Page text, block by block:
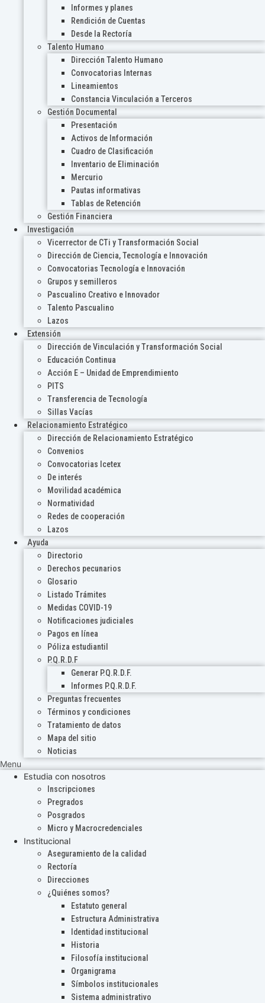
Informes y planes
Rendición de Cuentas
Desde la Rectoría
Talento Humano
Dirección Talento Humano
Convocatorias Internas
Lineamientos
Constancia Vinculación a Terceros
Gestión Documental
Presentación
Activos de Información
Cuadro de Clasificación
Inventario de Eliminación
Mercurio
Pautas informativas
Tablas de Retención
Gestión Financiera
Investigación
Vicerrector de CTi y Transformación Social
Dirección de Ciencia, Tecnología e Innovación
Convocatorias Tecnología e Innovación
Grupos y semilleros
Pascualino Creativo e Innovador
Talento Pascualino
Lazos
Extensión
Dirección de Vinculación y Transformación Social
Educación Continua
Acción E – Unidad de Emprendimiento
PITS
Transferencia de Tecnología
Sillas Vacías
Relacionamiento Estratégico
Dirección de Relacionamiento Estratégico
Convenios
Convocatorias Icetex
De interés
Movilidad académica
Normatividad
Redes de cooperación
Lazos
Ayuda
Directorio
Derechos pecunarios
Glosario
Listado Trámites
Medidas COVID-19
Notificaciones judiciales
Pagos en línea
Póliza estudiantil
P.Q.R.D.F
Generar P.Q.R.D.F.
Informes P.Q.R.D.F.
Preguntas frecuentes
Términos y condiciones
Tratamiento de datos
Mapa del sitio
Noticias
Menu
Estudia con nosotros
Inscripciones
Pregrados
Posgrados
Micro y Macrocredenciales
Institucional
Aseguramiento de la calidad
Rectoría
Direcciones
¿Quiénes somos?
Estatuto general
Estructura Administrativa
Identidad institucional
Historia
Filosofía institucional
Organigrama
Símbolos institucionales
Sistema administrativo